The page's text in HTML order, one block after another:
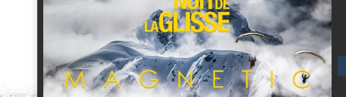
Aujourd'hui : T° Min : °C T° Max :°C Prévisions
Suivez en direct l'actualité des stations des Alpes-